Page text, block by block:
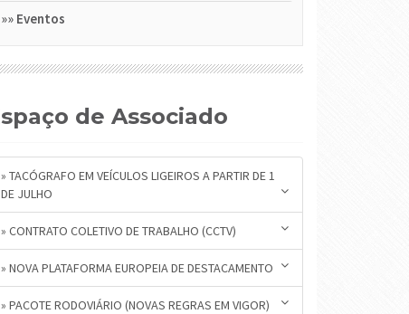
»» Eventos
Espaço de Associado
» TACÓGRAFO EM VEÍCULOS LIGEIROS A PARTIR DE 1
DE JULHO
» CONTRATO COLETIVO DE TRABALHO (CCTV)
» NOVA PLATAFORMA EUROPEIA DE DESTACAMENTO
» PACOTE RODOVIÁRIO (NOVAS REGRAS EM VIGOR)